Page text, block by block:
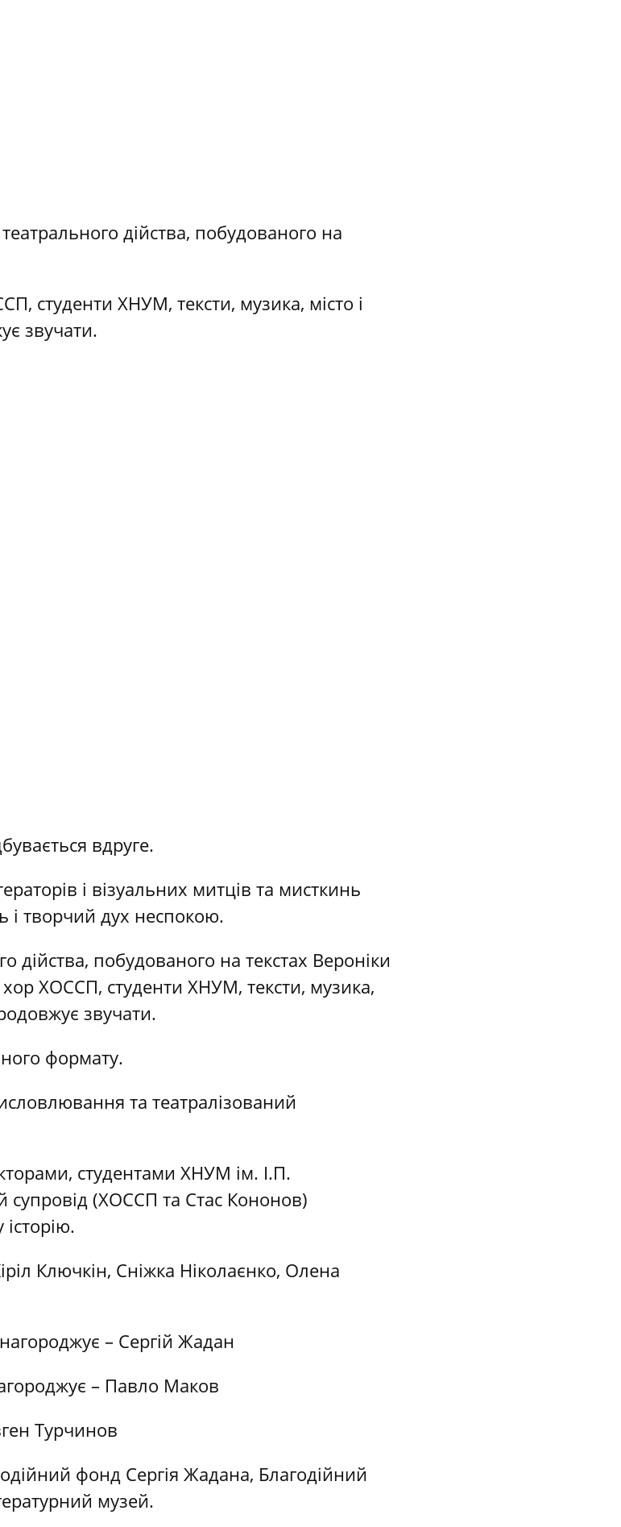
дійства, побудованого на
студенти ХНУМ, тексти, музика, місто і
звучати.
вдруге.
і візуальних митців та мисткинь
і творчий дух неспокою.
дійства, побудованого на текстах Вероніки
ХОССП, студенти ХНУМ, тексти, музика,
звучати.
формату.
та театралізований
студентами ХНУМ ім. І.П.
супровід (ХОССП та Стас Кононов)
Ключкін, Сніжка Ніколаєнко, Олена
– Сергій Жадан
– Павло Маков
Турчинов
фонд Сергія Жадана, Благодійний
музей.